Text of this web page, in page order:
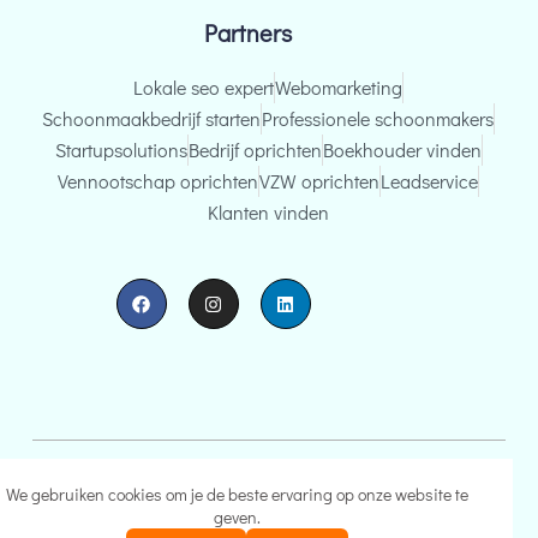
We gebruiken cookies om je de beste ervaring op onze website te
geven.
e
Partners
Lokale seo expertWebomarketing
Schoonmaakbedrijf startenProfessionele schoonmakers
StartupsolutionsBedrijf oprichtenBoekhouder vinden
Vennootschap oprichtenVZW oprichtenLeadservice
Klanten vinden
Algemeen voorwaardenPrivacy beleid Cookies